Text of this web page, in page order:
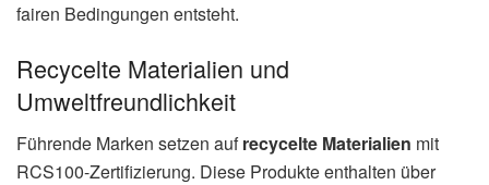
fairen Bedingungen entsteht.
Recycelte Materialien und
Umweltfreundlichkeit
Führende Marken setzen aufrecycelte Materialien mit
RCS100-Zertifizierung. Diese Produkte enthalten über